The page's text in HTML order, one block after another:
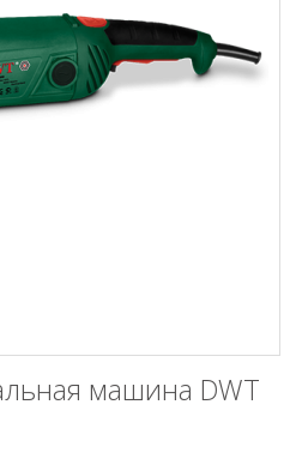
машина DWT